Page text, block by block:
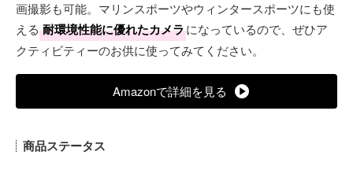
画撮影も可能。マリンスポーツやウィンタースポーツにも使
える 耐環境性能に優れたカメラになっているので、ぜひア
クティビティーのお供に使ってみてください。
Amazonで詳細を見る
商品ステータス